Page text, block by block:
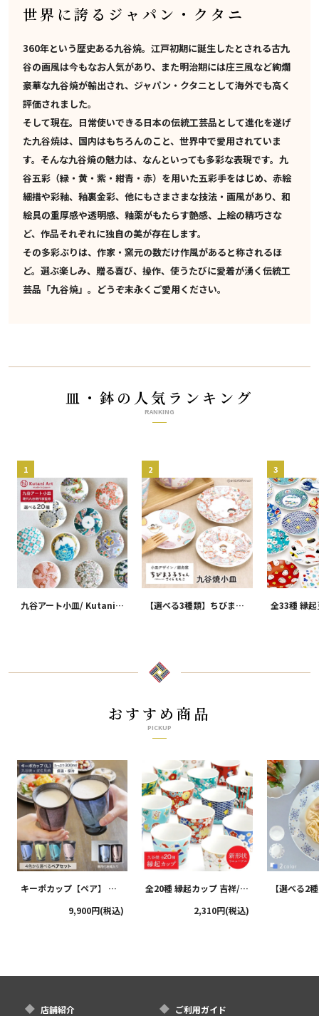
世界に誇るジャパン・クタニ
360年という歴史ある九谷焼。江戸初期に誕生したとされる古九
谷の画風は今もなお人気があり、また明治期には庄三風など絢爛
豪華な九谷焼が輸出され、ジャパン・クタニとして海外でも高く
評価されました。
そして現在。日常使いできる日本の伝統工芸品として進化を遂げ
た九谷焼は、国内はもちろんのこと、世界中で愛用されていま
す。そんな九谷焼の魅力は、なんといっても多彩な表現です。九
谷五彩（緑・黄・紫・紺青・赤）を用いた五彩手をはじめ、赤絵
細描や彩釉、釉裏金彩、他にもさまさまな技法・画風があり、和
絵具の重厚感や透明感、釉薬がもたらす艶感、上絵の精巧さな
ど、作品それぞれに独自の美が存在します。
その多彩ぶりは、作家・窯元の数だけ作風があると称されるほ
ど。選ぶ楽しみ、贈る喜び、操作、使うたびに愛着が湧く伝統工
芸品「九谷焼」。どうぞ末永くご愛用ください。
皿・鉢の人気ランキング
RANKING
1
九谷アート小皿/ Kutani
2
【選べる3種類】ちびまる
3
全33種 縁
おすすめ商品
PICKUP
キーポカップ【ペア】 ラ
9,900円(税込)
全20種 縁起カップ 吉祥/青
2,310円(税込)
【選べる2
店舗紹介 ご利用ガイド